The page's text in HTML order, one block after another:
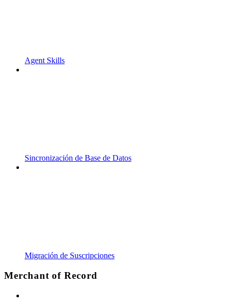
Agent Skills
Sincronización de Base de Datos
Migración de Suscripciones
Merchant of Record